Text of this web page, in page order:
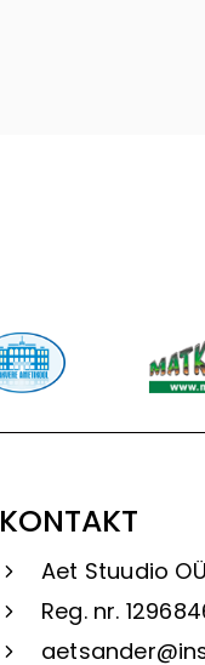
KONTAKT
Aet Stuudio OÜ
Reg. nr.